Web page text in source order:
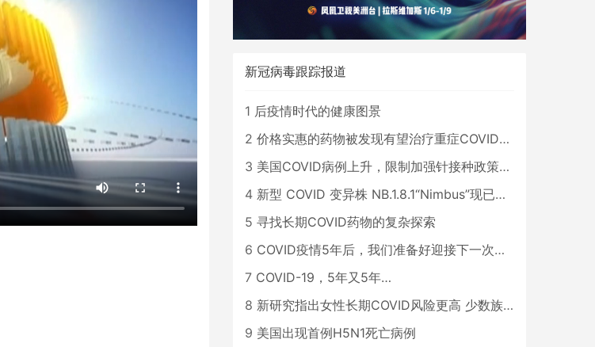
新冠病毒跟踪报道
1 后疫情时代的健康图景
2 价格实惠的药物被发现有望治疗重症COVID患者
3 美国COVID病例上升，限制加强针接种政策即将出台
4 新型 COVID 变异株 NB.1.8.1“Nimbus”现已在美国占据主导地位
5 寻找长期COVID药物的复杂探索
6 COVID疫情5年后，我们准备好迎接下一次大流行了吗？
7 COVID-19，5年又5年…
8 新研究指出女性长期COVID风险更高 少数族裔儿童存在差异
9 美国出现首例H5N1死亡病例